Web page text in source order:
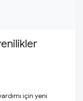
için yeni